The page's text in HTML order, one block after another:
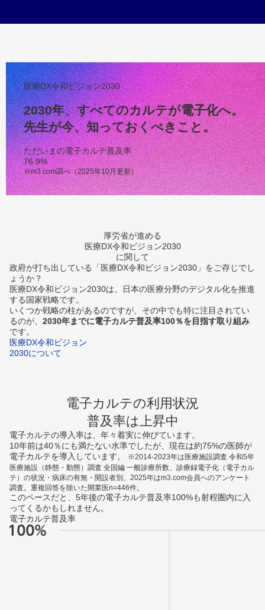
医療DX令和ビジョン2030
2030年、すべてのカルテが電子化へ。
先生が今、知っておくべきこと。
ただいまの電子カルテ普及率
76.9%
※m3.com調べ（2025年10月更新）
厚労省が進める
医療DX令和ビジョン2030
に関して
政府が打ち出している「医療DX令和ビジョン2030」をご存じでし
ょうか？
医療DX令和ビジョン2030は、日本の医療分野のデジタル化を推進
する国家戦略です。
いくつか戦略の柱があるのですが、その中でも特に注目されてい
るのが、 2030年までに電子カルテ普及率100％を目指す取り組み
です。
医療DX令和ビジョン
2030について
電子カルテの利用状況
普及率は上昇中
電子カルテの導入率は、年々着実に伸びています。
10年前は40％にも満たない水準でしたが、現在は約75%の医師が
電子カルテを導入しています。
※2014-2023年は医療施設調査 令和5年
医療施設（静態・動態）調査 全国編 一般診療所数、診療録電子化（電子カル
テ）の状況・病床の有無・開設者別、2025年はm3.com会員へのアンケート
調査。重複回答を除いた開業医n=446件。
このペースだと、5年後の電子カルテ普及率100%も射程圏内に入
ってくるかもしれません。
電子カルテ普及率